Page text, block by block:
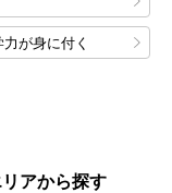
が身に付く
アから探す